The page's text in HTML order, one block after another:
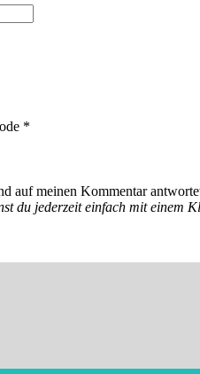
*
auf meinen Kommentar
du jederzeit einfach mit einem